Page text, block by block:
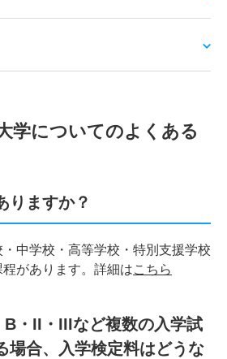
学についてのよくある
りますか？
中学校・高等学校・特別支援学校
があります。詳細はこちら
・II・IIIなど複数の入学試
場合、入学検定料はどうな